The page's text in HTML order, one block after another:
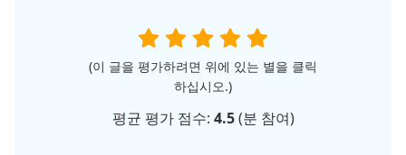
(이 글을 평가하려면 위에 있는 별을 클릭
하십시오.)
평균 평가 점수: 4.5(분 참여)